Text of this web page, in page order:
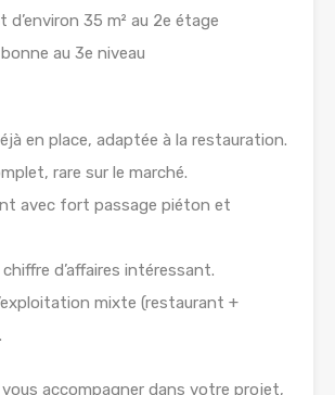
35 m² au 2e étage
au 3e niveau
en place, adaptée à la restauration.
rare sur le marché.
avec fort passage piéton et
d’affaires intéressant.
mixte (restaurant +
accompagner dans votre projet,